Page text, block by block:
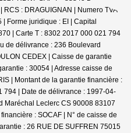
: DRAGUIGNAN | Numero TVA
Forme juridique : EI | Capital
| Carte T : 8302 2017 000 021 794
de délivrance : 236 Boulevard
CEDEX | Caisse de garantie
: 30054 | Adresse caisse de
| Montant de la garantie financière :
794 | Date de délivrance : 1997-04-
Maréchal Leclerc CS 90008 83107
: SOCAF | N° de caisse de
: 26 RUE DE SUFFREN 75015